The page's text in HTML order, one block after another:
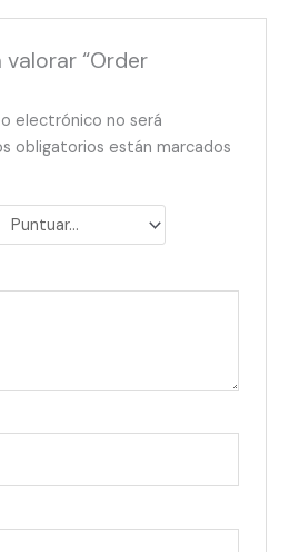
“Order
electrónico no será
obligatorios están marcados